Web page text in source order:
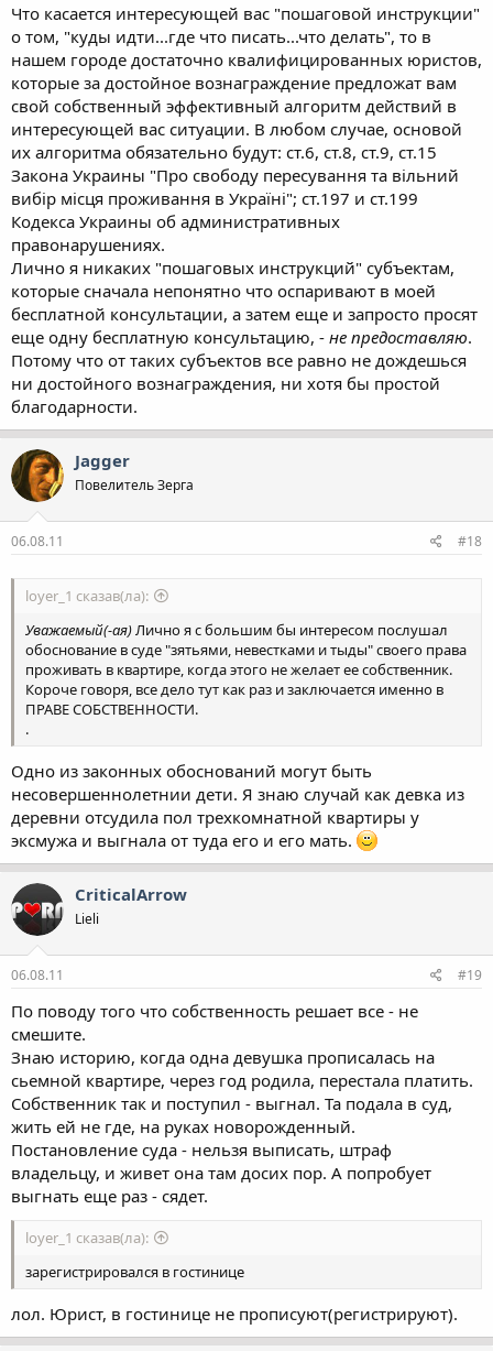
Что касается интересующей вас "пошаговой инструкции"
о том, "куды идти...где что писать...что делать", то в
нашем городе достаточно квалифицированных юристов,
которые за достойное вознаграждение предложат вам
свой собственный эффективный алгоритм действий в
интересующей вас ситуации. В любом случае, основой
их алгоритма обязательно будут: ст.6, ст.8, ст.9, ст.15
Закона Украины "Про свободу пересування та вільний
вибір місця проживання в Україні"; ст.197 и ст.199
Кодекса Украины об административных
правонарушениях.
Лично я никаких "пошаговых инструкций" субъектам,
которые сначала непонятно что оспаривают в моей
бесплатной консультации, а затем еще и запросто просят
еще одну бесплатную консультацию, - не предоставляю.
Потому что от таких субъектов все равно не дождешься
ни достойного вознаграждения, ни хотя бы простой
благодарности.
Jagger
Повелитель Зерга
06.08.11 #18
loyer_1 сказав(ла):
Уважаемый(-ая)Лично я с большим бы интересом послушал
обоснование в суде "зятьями, невестками и тыды" своего права
проживать в квартире, когда этого не желает ее собственник.
Короче говоря, все дело тут как раз и заключается именно в
ПРАВЕ СОБСТВЕННОСТИ.
.
Одно из законных обоснований могут быть
несовершеннолетнии дети. Я знаю случай как девка из
деревни отсудила пол трехкомнатной квартиры у
эксмужа и выгнала от туда его и его мать.
CriticalArrow
Lieli
06.08.11 #19
По поводу того что собственность решает все - не
смешите.
Знаю историю, когда одна девушка прописалась на
сьемной квартире, через год родила, перестала платить.
Собственник так и поступил - выгнал. Та подала в суд,
жить ей не где, на руках новорожденный.
Постановление суда - нельзя выписать, штраф
владельцу, и живет она там досих пор. А попробует
выгнать еще раз - сядет.
loyer_1 сказав(ла):
зарегистрировался в гостинице
лол. Юрист, в гостинице не прописуют(регистрируют).